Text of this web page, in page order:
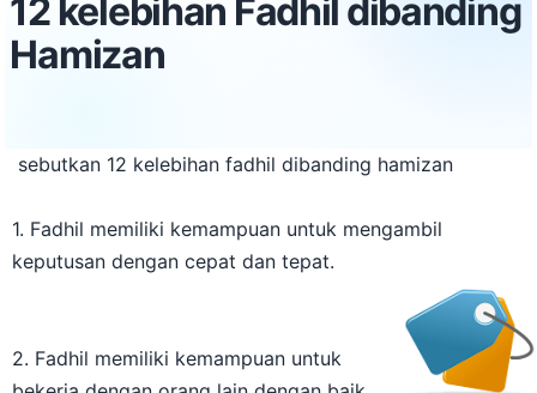
Hamizan
sebutkan 12 kelebihan fadhil dibanding hamizan
1. Fadhil memiliki kemampuan untuk mengambil
keputusan dengan cepat dan tepat.
2. Fadhil memiliki kemampuan untuk
bekerja dengan orang lain dengan baik.